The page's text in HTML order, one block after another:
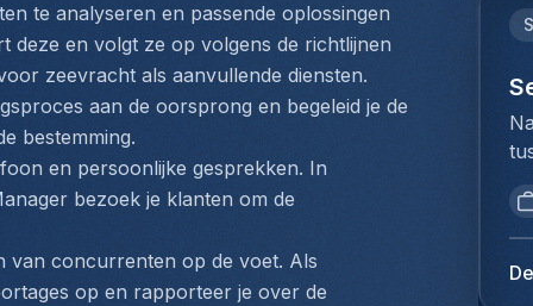
te analyseren en passende oplossingen
deze en volgt ze op volgens de richtlijnen
zeevracht als aanvullende diensten.
aan de oorsprong en begeleid je de
bestemming.
en persoonlijke gesprekken. In
bezoek je klanten om de
van concurrenten op de voet. Als
op en rapporteer je over de